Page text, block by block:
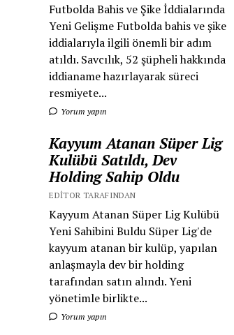
Futbolda Bahis ve Şike İddialarında
Yeni Gelişme Futbolda bahis ve şike
iddialarıyla ilgili önemli bir adım
atıldı. Savcılık, 52 şüpheli hakkında
iddianame hazırlayarak süreci
resmiyete...
Yorum yapın
Kayyum Atanan Süper Lig
Kulübü Satıldı, Dev
Holding Sahip Oldu
EDITOR TARAFINDAN
Kayyum Atanan Süper Lig Kulübü
Yeni Sahibini Buldu Süper Lig'de
kayyum atanan bir kulüp, yapılan
anlaşmayla dev bir holding
tarafından satın alındı. Yeni
yönetimle birlikte...
Yorum yapın